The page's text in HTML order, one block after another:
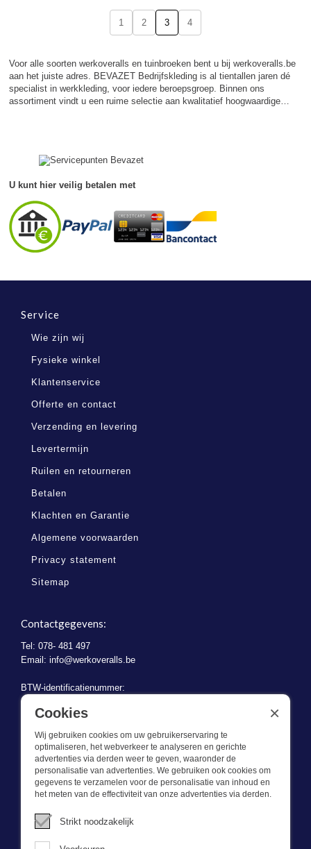
1 2 3 4
Voor alle soorten werkoveralls en tuinbroeken bent u bij werkoveralls.be
aan het juiste adres. BEVAZET Bedrijfskleding is al tientallen jaren dé
specialist in werkkleding, voor iedere beroepsgroep. Binnen ons
assortiment vindt u een ruime selectie aan kwalitatief hoogwaardige…
U kunt hier veilig betalen met
Service
Wie zijn wij
Fysieke winkel
Klantenservice
Offerte en contact
Verzending en levering
Levertermijn
Ruilen en retourneren
Betalen
Klachten en Garantie
Algemene voorwaarden
Privacy statement
Sitemap
Contactgegevens:
Tel: 078- 481 497
Email: info@werkoveralls.be
BTW-identificatienummer:
BE 0721.730.280
Wat we doen
Deze webshop is onderdeel van BEVAZET BV. Bevazet levert al
sinds 1983 bedrijfskleding aan grote en kleinere ondernemingen.
We hebben een eigen winkel/showroom in Brandwijk. Onze klanten
Cookies
Wij gebruiken cookies om uw gebruikerservaring te
optimaliseren, het webverkeer te analyseren en gerichte
advertenties via derden weer te geven, waaronder de
personalisatie van advertenties. We gebruiken ook cookies om
gegevens te verzamelen voor de personalisatie van inhoud en
het meten van de effectiviteit van onze advertenties via derden.
Strikt noodzakelijk
×